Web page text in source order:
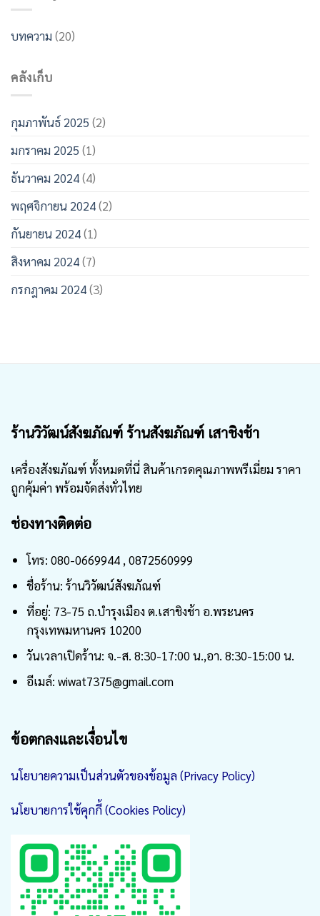
บทความ (20)
คลังเก็บ
กุมภาพันธ์ 2025 (2)
มกราคม 2025 (1)
ธันวาคม 2024(4)
พฤศจิกายน 2024(2)
กันยายน 2024(1)
สิงหาคม 2024(7)
กรกฎาคม 2024(3)
ร้านวิวัฒน์สังฆภัณฑ์ ร้านสังฆภัณฑ์ เสาชิงช้า
เครื่องสังฆภัณฑ์ ทั้งหมดที่นี่ สินค้าเกรดคุณภาพพรีเมี่ยม ราคา
ถูกคุ้มค่า พร้อมจัดส่งทั่วไทย
ช่องทางติดต่อ
โทร: 080-0669944 , 0872560999
ชื่อร้าน: ร้านวิวัฒน์สังฆภัณฑ์
ที่อยู่: 73-75 ถ.บำรุงเมือง ต.เสาชิงช้า อ.พระนคร
กรุงเทพมหานคร 10200
วันเวลาเปิดร้าน: จ.-ส. 8:30-17:00 น.,อา. 8:30-15:00 น.
อีเมล์: wiwat7375@gmail.com
ข้อตกลงและเงื่อนไข
นโยบายความเป็นส่วนตัวของข้อมูล (Privacy Policy)
นโยบายการใช้คุกกี้ (Cookies Policy)